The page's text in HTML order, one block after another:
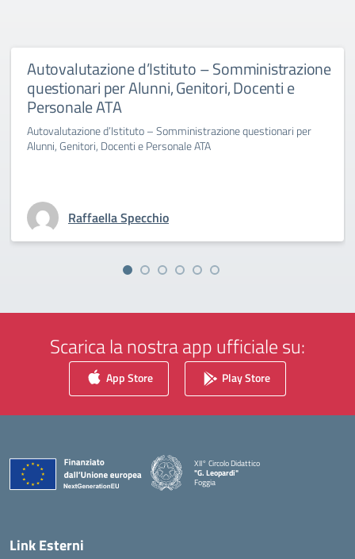
Autovalutazione d’Istituto – Somministrazione
questionari per Alunni, Genitori, Docenti e
Personale ATA
Autovalutazione d’Istituto – Somministrazione questionari per
Alunni, Genitori, Docenti e Personale ATA
Raffaella Specchio
Scarica la nostra app ufficiale su:
App Store Play Store
XII° Circolo Didattico
"G. Leopardi"
Foggia
— Visita la pagina iniziale della scuola
Link Esterni